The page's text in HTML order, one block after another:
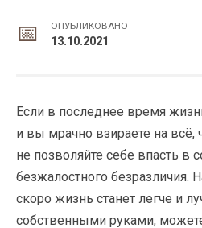
ОПУБЛИКОВАНО
13.10.2021
Если в последнее время
и вы мрачно взираете на всё,
не позволяйте себе впасть в
безжалостного безразличия.
скоро жизнь станет легче и
собственными руками,